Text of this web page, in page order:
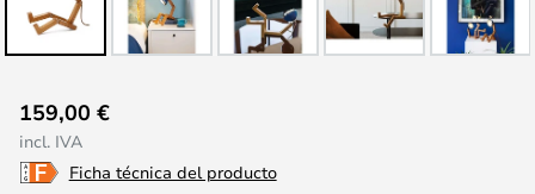
comienzo
de
159,00 €
incl. IVA
Ficha técnica del producto